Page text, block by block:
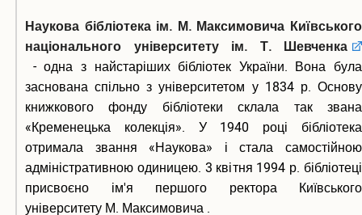
Наукова бібліотека ім. М. Максимовича Київського
національного університету ім. Т. Шевченка
- одна з найстаріших бібліотек України. Вона була
заснована спільно з університетом у 1834 р. Основу
книжкового фонду бібліотеки склала так звана
«Кременецька колекція». У 1940 році бібліотека
отримала звання «Наукова» і стала самостійною
адміністративною одиницею. 3 квітня 1994 р. бібліотеці
присвоєно ім'я першого ректора Київського
університету М. Максимовича .